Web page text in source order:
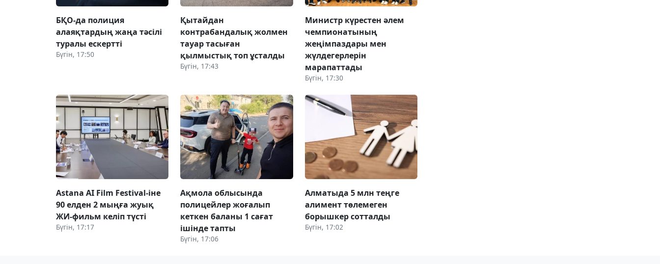
БҚО-да полиция
алаяқтардың жаңа тәсілі
туралы ескертті
Бүгін, 17:50
Қытайдан
контрабандалық жолмен
тауар тасыған
қылмыстық топ ұсталды
Бүгін, 17:43
Министр күрестен әлем
чемпионатының
жеңімпаздары мен
жүлдегерлерін
марапаттады
Бүгін, 17:30
Astana AI Film Festival-іне
90 елден 2 мыңға жуық
ЖИ-фильм келіп түсті
Бүгін, 17:17
Ақмола облысында
полицейлер жоғалып
кеткен баланы 1 сағат
ішінде тапты
Бүгін, 17:06
Алматыда 5 млн теңге
алимент төлемеген
борышкер сотталды
Бүгін, 17:02